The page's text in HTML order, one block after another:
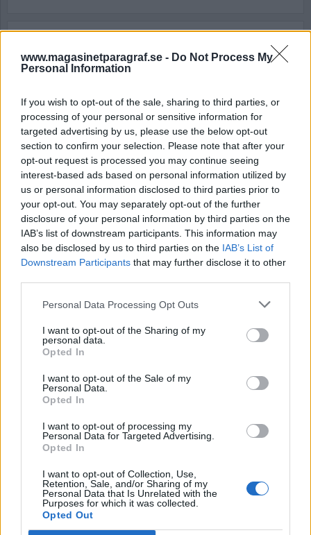
www.magasinetparagraf.se - Do Not Process My
Personal Information
If you wish to opt-out of the sale, sharing to third parties, or
processing of your personal or sensitive information for
targeted advertising by us, please use the below opt-out
section to confirm your selection. Please note that after your
opt-out request is processed you may continue seeing
interest-based ads based on personal information utilized by
us or personal information disclosed to third parties prior to
your opt-out. You may separately opt-out of the further
disclosure of your personal information by third parties on the
IAB’s list of downstream participants. This information may
also be disclosed by us to third parties on the IAB’s List of
Downstream Participants that may further disclose it to other
Personal Data Processing Opt Outs
I want to opt-out of the Sharing of my
personal data.
Opted In
I want to opt-out of the Sale of my
Personal Data.
Opted In
I want to opt-out of processing my
Personal Data for Targeted Advertising.
Opted In
I want to opt-out of Collection, Use,
Retention, Sale, and/or Sharing of my
Personal Data that Is Unrelated with the
Purposes for which it was collected.
Opted Out
Att vara dömd till livstid
Att avtjäna ett livstidsstraff är inget man kan
ska ändå försöka ge min bild.
Husdjur i fängelse
Varje år återkommer ett antal änder till flera
anstalter runt om i Sverige. För vissa
långtidsdömda har de blivit som
familjemedlemmar.
Verkligheten i fängelse
denna åsikt bygger oftast på att de som klagar
berätta.
Ge frigivna fångar jobb
Under senare år har möjligheten för arbetsgivare
att begära ut en registerkontroll från
arbetssökande ökat. Det kan leda till ökad
brottslighet.
Utanför mitt galler
Under flera år har jag nu haft samma vy från min